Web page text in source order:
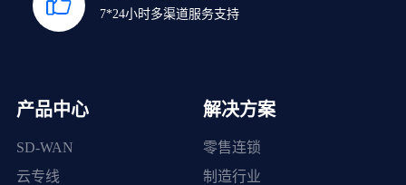
7*24小时多渠道服务支持
产品中心
SD-WAN
云专线
解决方案
零售连锁
制造行业